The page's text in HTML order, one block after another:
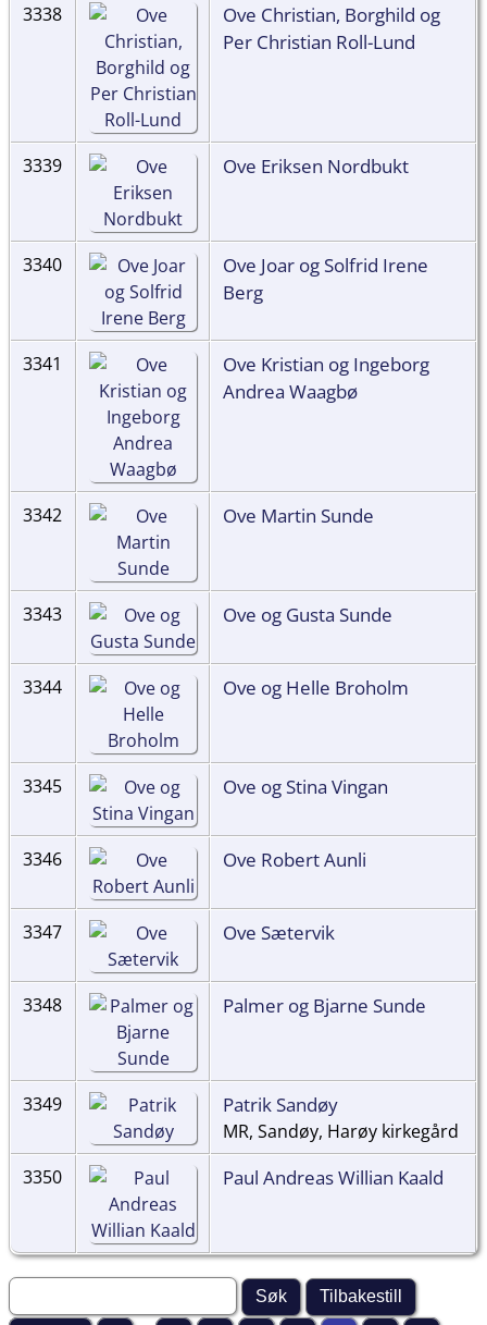
3338
Ove Christian, Borghild og
Per Christian Roll-Lund
3339 Ove Eriksen Nordbukt
3340
Ove Joar og Solfrid Irene
Berg
3341
Ove Kristian og Ingeborg
Andrea Waagbø
3342 Ove Martin Sunde
3343 Ove og Gusta Sunde
3344 Ove og Helle Broholm
3345 Ove og Stina Vingan
3346 Ove Robert Aunli
3347 Ove Sætervik
3348 Palmer og Bjarne Sunde
3349 Patrik Sandøy
MR, Sandøy, Harøy kirkegård
3350
Paul Andreas Willian Kaald